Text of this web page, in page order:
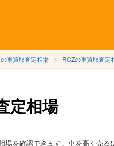
車買取査定相場 RCZの車買取査定
定相場
場を確認できます。車を高く売る